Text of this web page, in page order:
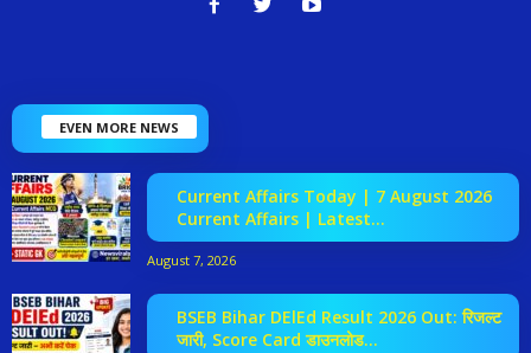
EVEN MORE NEWS
Current Affairs Today | 7 August 2026
Current Affairs | Latest...
August 7, 2026
BSEB Bihar DElEd Result 2026 Out: रिजल्ट
जारी, Score Card डाउनलोड...